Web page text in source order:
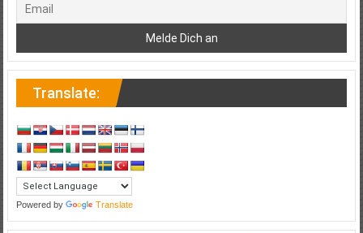
Translate:
Powered by Translate